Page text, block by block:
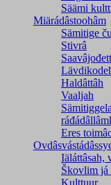
Säämi
Miärádâstoohâm
Sämitige
Stivrâ
Haldâttâh
Vaaljah
Eres
Iäláttâsah,
Škovlim já
Kulttuur